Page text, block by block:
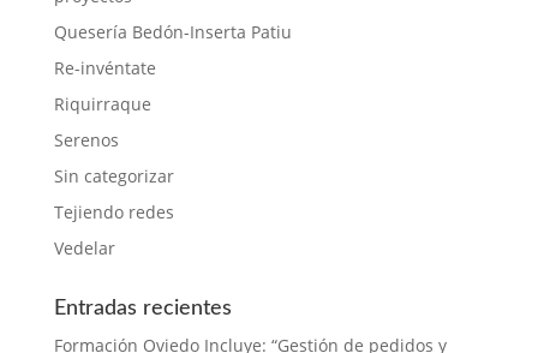
Quesería Bedón-Inserta Patiu
Re-invéntate
Riquirraque
Serenos
Sin categorizar
Tejiendo redes
Vedelar
Entradas recientes
Formación Oviedo Incluye: “Gestión de pedidos y